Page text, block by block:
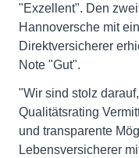
"Exzellent". Den
Hannoversche mit
Direktversicherer
Note "Gut".
"Wir sind stolz
Qualitätsrating
und transparente
Lebensversicherer